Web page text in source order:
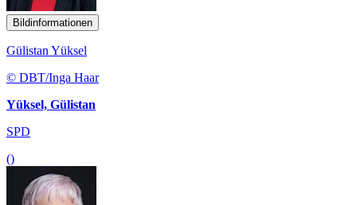
Bildinformationen
Gülistan Yüksel
© DBT/Inga Haar
Yüksel, Gülistan
SPD
()